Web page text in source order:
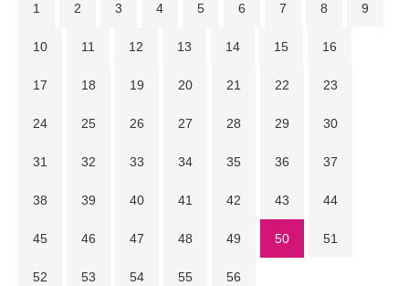
1 2 3 4 5 6 7 8 9
10 11 12 13 14 15 16
17 18 19 20 21 22 23
24 25 26 27 28 29 30
31 32 33 34 35 36 37
38 39 40 41 42 43 44
45 46 47 48 49 50 51
52 53 54 55 56